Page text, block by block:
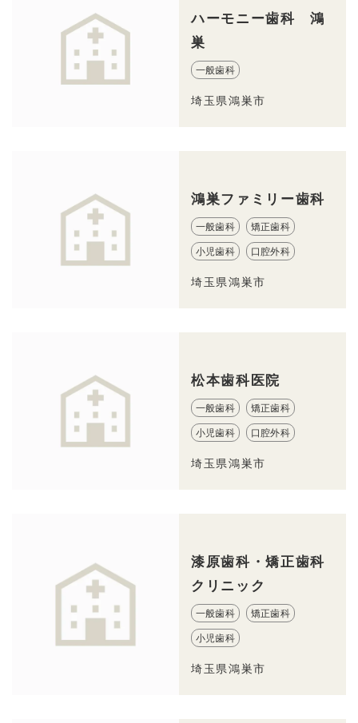
ハーモニー歯科 鴻
巣
一般歯科
埼玉県鴻巣市
鴻巣ファミリー歯科
一般歯科 矯正歯科
小児歯科 口腔外科
埼玉県鴻巣市
松本歯科医院
一般歯科 矯正歯科
小児歯科 口腔外科
埼玉県鴻巣市
漆原歯科・矯正歯科
クリニック
一般歯科 矯正歯科
小児歯科
埼玉県鴻巣市